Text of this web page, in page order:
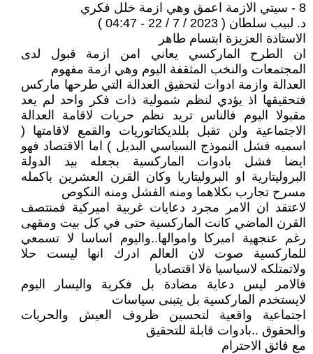
8 - سيتي الازمة اعمق وهي ازمة خلل فكري
د. لبيب سلطان ( 2023 / 7 / 22 - 04:47 )
الاستاذة العزيزة ابتسام طاهر
ان الطرح الماركسي يعاني امن ازمة قبول لدى
المجتمعات والنخب المثقفة اليوم وهي ازمة مفهوم
العدالة وازمة ادوات لتحقيق العدالة التي طرحها ماركس
فتحقيقها اذ يؤدي لنظم شمولية ذات فكر واحد لم يعد
مقبولا اليوم فالناس تريد نظم حريات لاقامة العدالة
الاجتماعية ولن تقبل بللديكتاتوريات والقمع لاقامتها (
اسميه فشل النموذج السياسي البديل ) اما الاقتصاد فهو
ايضا فشل بادوات الماركسية بجعله بيد الدولة
البروليتارية او البروليتاريا وكان القرن العشرين باكمله
مسرح تجارب بكلاهما ومنه الفشل ومنه النكوص
لاعتقد ان الامر مجرد دعايات غربية اميركية فمنتصف
القرن الماضي كانت الماركسية حتى في كل بيت ومقهى
رغم عنجهية اميركا واموالها..واليوم اساسا لا تسمعي
للماركسية صوت لان العالم ادرك انها ليست حلا
ولاتمتلكه لاسياسيا ةلا اقتصاديا
فالامر ليس دعاية مضادة بل فكرية واليسار اليوم
لايستخدم الماركسية بل يتبنى سياسات
اجتماعية واقعية لتحسين ظروف العيش والحريات
والحقوق ..بادوات قابلة للتحقيق
مع فائق الاحترام